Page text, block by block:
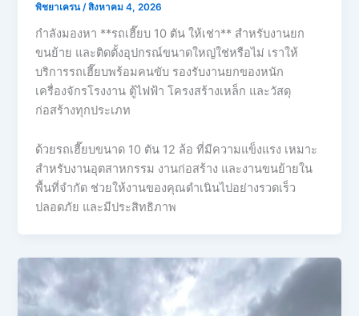
พิชยาเครน/สิงหาคม 4, 2026
กำลังมองหา **รถเฮี๊ยบ 10 ตัน ให้เช่า** สำหรับงานยก
ขนย้าย และติดตั้งอุปกรณ์ขนาดใหญ่ใช่หรือไม่ เราให้
บริการรถเฮี๊ยบพร้อมคนขับ รองรับงานยกของหนัก
เครื่องจักรโรงงาน ตู้ไฟฟ้า โครงสร้างเหล็ก และวัสดุ
ก่อสร้างทุกประเภท
ด้วยรถเฮี๊ยบขนาด 10 ตัน 12 ล้อ ที่มีความแข็งแรง เหมาะ
สำหรับงานอุตสาหกรรม งานก่อสร้าง และงานขนย้ายใน
พื้นที่จำกัด ช่วยให้งานของคุณดำเนินไปอย่างรวดเร็ว
ปลอดภัย และมีประสิทธิภาพ